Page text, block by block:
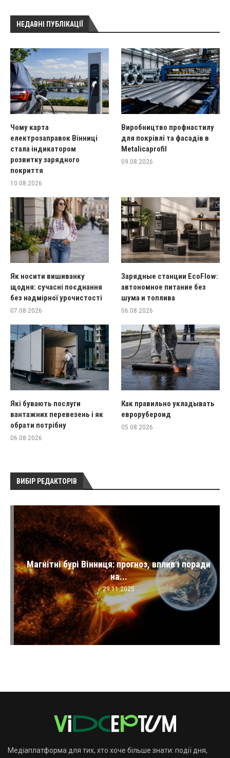
НЕДАВНІ ПУБЛІКАЦІЇ
Чому карта
електрозаправок Вінниці
стала індикатором
розвитку зарядного
покриття
10.08.2026
Виробництво профнастилу
для покрівлі та фасадів в
Metalicaprofil
09.08.2026
Як носити вишиванку
щодня: сучасні поєднання
без надмірної урочистості
07.08.2026
Зарядные станции EcoFlow:
автономное питание без
шума и топлива
06.08.2026
Які бувають послуги
вантажних перевезень і як
обрати потрібну
06.08.2026
Как правильно укладывать
еврорубероид
05.08.2026
ВИБІР РЕДАКТОРІВ
Магнітні бурі Вінниця: прогноз, вплив і поради
на...
29.11.2025
Медіаплатформа для тих, хто хоче більше знати: події дня,